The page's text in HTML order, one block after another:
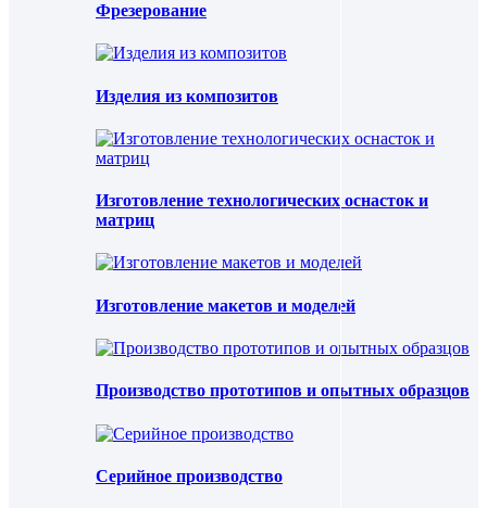
Фрезерование
Изделия из композитов
Изготовление технологических оснасток и
матриц
Изготовление макетов и моделей
Производство прототипов и опытных образцов
Серийное производство